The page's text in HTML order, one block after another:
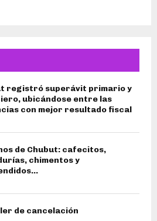
registró superávit primario y
ubicándose entre las
con mejor resultado fiscal
de Chubut: cafecitos,
chimentos y
de cancelación